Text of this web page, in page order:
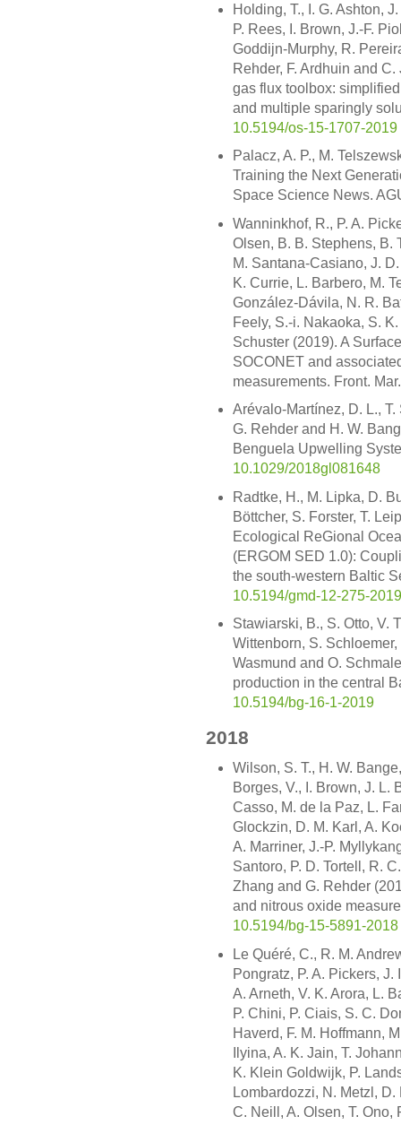
Holding, T., I. G. Ashton,
P. Rees, I. Brown, J.-F.
Goddijn-Murphy, R.
Rehder, F. Ardhuin and
gas flux toolbox:
and multiple sparingly
10.5194/os-15-1707-2019
Palacz, A. P., M.
Training the Next
Space Science News.
Wanninkhof, R., P. A.
Olsen, B. B. Stephens, B.
M. Santana-Casiano, J.
K. Currie, L. Barbero, M.
González-Dávila, N. R.
Feely, S.-i. Nakaoka, S.
Schuster (2019). A
SOCONET and
measurements. Front.
Arévalo-Martínez, D. L., T.
G. Rehder and H. W.
Benguela Upwelling
10.1029/2018gl081648
Radtke, H., M. Lipka, D.
Böttcher, S. Forster, T.
Ecological ReGional
(ERGOM SED 1.0):
the south-western Baltic
10.5194/gmd-12-275-2019
Stawiarski, B., S. Otto, V.
Wittenborn, S.
Wasmund and O.
production in the central
10.5194/bg-16-1-2019
2018
Wilson, S. T., H. W.
Borges, V., I. Brown, J. L.
Casso, M. de la Paz, L.
Glockzin, D. M. Karl, A.
A. Marriner, J.-P.
Santoro, P. D. Tortell, R.
Zhang and G. Rehder
and nitrous oxide
10.5194/bg-15-5891-2018
Le Quéré, C., R. M.
Pongratz, P. A. Pickers,
A. Arneth, V. K. Arora, L.
P. Chini, P. Ciais, S. C.
Haverd, F. M. Hoffmann,
Ilyina, A. K. Jain, T.
K. Klein Goldwijk, P.
Lombardozzi, N. Metzl,
C. Neill, A. Olsen, T. Ono,